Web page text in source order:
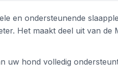
en ondersteunende
Het maakt deel uit van de
uw hond volledig